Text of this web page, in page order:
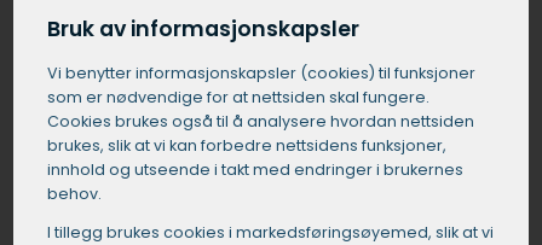
Få et tilbud på catering i Sagvåg
Bruk av informasjonskapsler
Vi benytter informasjons­kapsler (cookies) til funksjoner
som er nødvendige for at nettsiden skal fungere.
Cookies brukes også til å analysere hvordan nettsiden
brukes, slik at vi kan forbedre nettsidens funksjoner,
innhold og utseende i takt med endringer i brukernes
behov.
I tillegg brukes cookies i markedsførings­øyemed, slik at vi